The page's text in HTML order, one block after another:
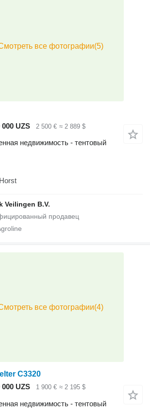
000 UZS
2 500 € ≈ 2 889 $
недвижимость - тентовый
Veilingen B.V.
C3320
000 UZS
1 900 € ≈ 2 195 $
недвижимость - тентовый